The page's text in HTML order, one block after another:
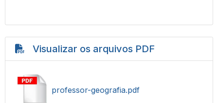
Visualizar os arquivos PDF
professor-geografia.pdf